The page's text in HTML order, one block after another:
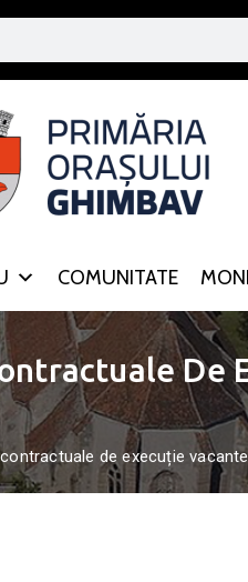
COMUNITATE
De
de execuție